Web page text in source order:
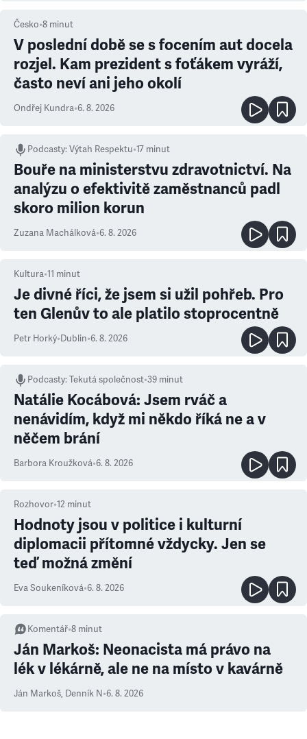
Česko•8 minut
V poslední době se s focením aut docela
rozjel. Kam prezident s foťákem vyráží,
často neví ani jeho okolí
Ondřej Kundra•6. 8. 2026
Podcasty:Výtah Respektu•17 minut
Bouře na ministerstvu zdravotnictví. Na
analýzu o efektivitě zaměstnanců padl
skoro milion korun
Zuzana Machálková•6. 8. 2026
Kultura•11 minut
Je divné říci, že jsem si užil pohřeb. Pro
ten Glenův to ale platilo stoprocentně
Petr Horký•Dublin•6. 8. 2026
Podcasty:Tekutá společnost•39 minut
Natálie Kocábová: Jsem rváč a
nenávidím, když mi někdo říká ne a v
něčem brání
Barbora Kroužková•6. 8. 2026
Rozhovor•12 minut
Hodnoty jsou v politice i kulturní
diplomacii přítomné vždycky. Jen se
teď možná změní
Eva Soukeníková•6. 8. 2026
Komentář•8 minut
Ján Markoš: Neonacista má právo na
lék v lékárně, ale ne na místo v kavárně
Ján Markoš, Denník N•6. 8. 2026